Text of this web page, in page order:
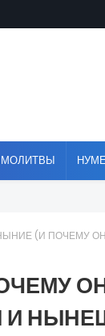
МОЛИТВЫ
(И ПОЧЕМУ
И